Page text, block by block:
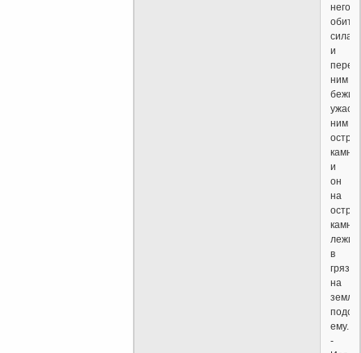
него
сила,
и
перед
ним
бежит
ним
камни,
и
он
на
лежит
в
на
земле
ему...."
-